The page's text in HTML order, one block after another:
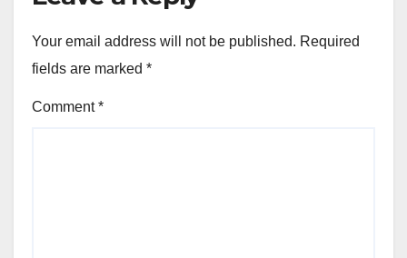
Your email address will not be published. Required
fields are marked *
Comment*